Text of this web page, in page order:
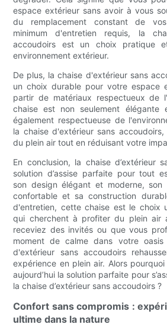
espace extérieur sans avoir à vous
du remplacement constant de
minimum d'entretien requis, la
accoudoirs est un choix pratique
environnement extérieur.
De plus, la chaise d'extérieur sans
un choix durable pour votre espace
partir de matériaux respectueux de
chaise est non seulement élégante
également respectueuse de
la chaise d'extérieur sans
du plein air tout en réduisant votre
En conclusion, la chaise d’extérieur
solution d’assise parfaite pour tout
son design élégant et moderne, son
confortable et sa construction
d'entretien, cette chaise est le choix
qui cherchent à profiter du plein air
receviez des invités ou que vous
moment de calme dans votre oasis
d'extérieur sans accoudoirs
expérience en plein air. Alors
aujourd’hui la solution parfaite pour
la chaise d’extérieur sans accoudoirs ?
Confort sans compromis :
ultime dans la nature